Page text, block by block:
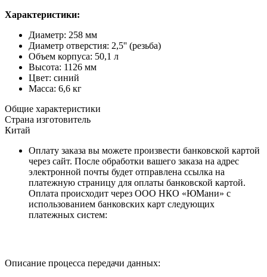
Характеристики:
Диаметр: 258 мм
Диаметр отверстия: 2,5'' (резьба)
Объем корпуса: 50,1 л
Высота: 1126 мм
Цвет: синий
Масса: 6,6 кг
Общие характеристики
Страна изготовитель
Китай
Оплату заказа вы можете произвести банковской картой
через сайт. После обработки вашего заказа на адрес
электронной почты будет отправлена ссылка на
платежную страницу для оплаты банковской картой.
Оплата происходит через ООО НКО «ЮМани» с
использованием банковских карт следующих
платежных систем:
Описание процесса передачи данных: